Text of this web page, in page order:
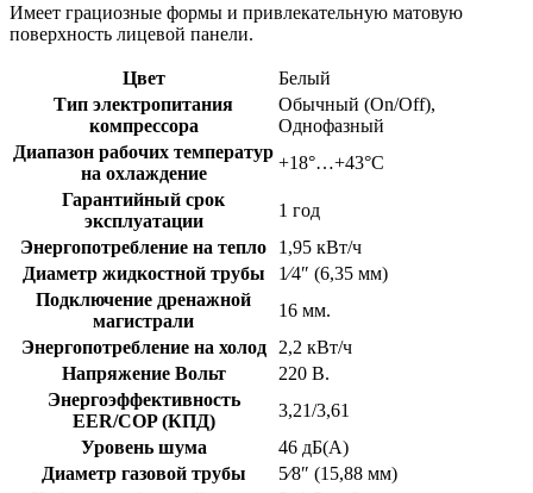
Имеет грациозные формы и привлекательную матовую
поверхность лицевой панели.
Цвет
Белый
Тип электропитания
компрессора
Обычный (On/Off),
Однофазный
Диапазон рабочих температур
на охлаждение
+18°…+43°C
Гарантийный срок
эксплуатации
1 год
Энергопотребление на тепло
1,95 кВт/ч
Диаметр жидкостной трубы
1⁄4″ (6,35 мм)
Подключение дренажной
магистрали
16 мм.
Энергопотребление на холод
2,2 кВт/ч
Напряжение Вольт
220 В.
Энергоэффективность
EER/COP (КПД)
3,21/3,61
Уровень шума
46 дБ(А)
Диаметр газовой трубы
5⁄8″ (15,88 мм)